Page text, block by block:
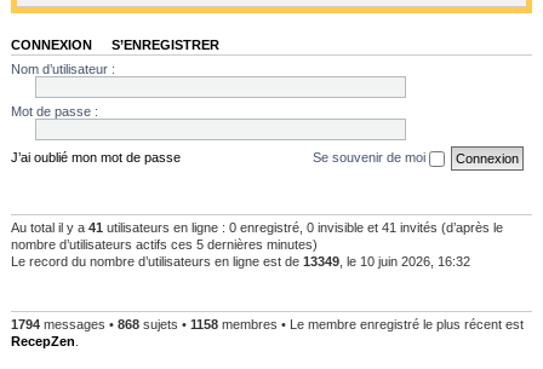
CONNEXION
S’ENREGISTRER
Nom d’utilisateur :
Mot de passe :
J’ai oublié mon mot de passe Se souvenir de moi
Au total il y a 41 utilisateurs en ligne : 0 enregistré, 0 invisible et 41 invités (d’après le
nombre d’utilisateurs actifs ces 5 dernières minutes)
Le record du nombre d’utilisateurs en ligne est de 13349 , le 10 juin 2026, 16:32
1794 messages • 868 sujets • 1158 membres • Le membre enregistré le plus récent est
RecepZen